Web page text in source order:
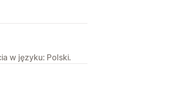
w języku: Polski.